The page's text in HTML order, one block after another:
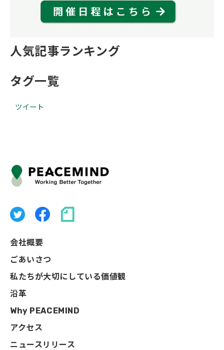
人気記事ランキング
タグ一覧
ツイート
会社概要
ごあいさつ
私たちが大切にしている価値観
沿革
Why PEACEMIND
アクセス
ニュースリリース